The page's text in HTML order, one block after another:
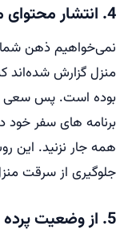
4. انتشار محتوای مجازی از سفر خود را کم کنید.
نمی‌خواهیم ذهن شما
منزل گزارش شده‌اند
بوده است. پس سعی
برنامه های سفر خود
همه جار نزنید. این
جلوگیری از سرقت
5. از وضعیت پرده و پنجره غافل نشوید.